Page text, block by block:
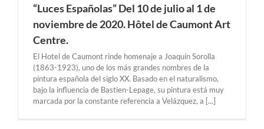
“Luces Españolas” Del 10 de julio al 1 de
noviembre de 2020. Hôtel de Caumont Art
Centre.
El Hotel de Caumont rinde homenaje a Joaquín Sorolla
(1863-1923), uno de los más grandes nombres de la
pintura española del siglo XX. Basado en el naturalismo,
bajo la influencia de Bastien-Lepage, su pintura está muy
marcada por la constante referencia a Velázquez, a [...]